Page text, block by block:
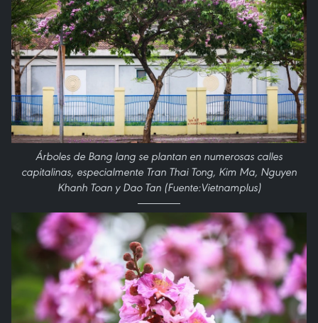
Árboles de Bang lang se plantan en numerosas calles
capitalinas, especialmente Tran Thai Tong, Kim Ma, Nguyen
Khanh Toan y Dao Tan (Fuente:Vietnamplus)